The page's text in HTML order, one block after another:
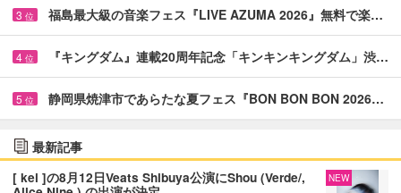
3 位 福島最大級の音楽フェス『LIVE AZUMA 2026』無料で楽…
4 位 『キングダム』連載20周年記念「キンキンキングダム」渋…
5 位 静岡県焼津市であらたな夏フェス『BON BON BON 2026…
最新記事
[ kei ]の8月12日Veats Shibuya公演にShou (Verde/,
NEW